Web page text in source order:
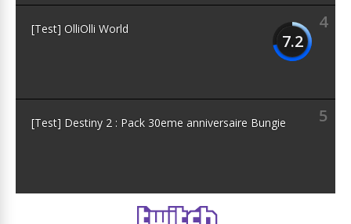
4
7.2
[Test] OlliOlli World
5
[Test] Destiny 2 : Pack 30eme anniversaire Bungie